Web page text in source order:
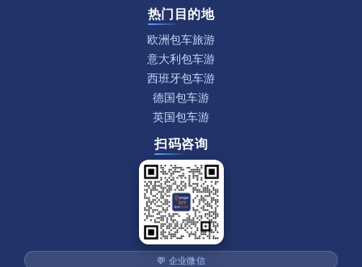
热门目的地
欧洲包车旅游
意大利包车游
西班牙包车游
德国包车游
英国包车游
扫码咨询
💬 企业微信